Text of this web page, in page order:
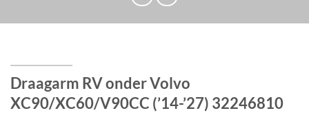
Draagarm RV onder Volvo
XC90/XC60/V90CC (’14-’27) 32246810